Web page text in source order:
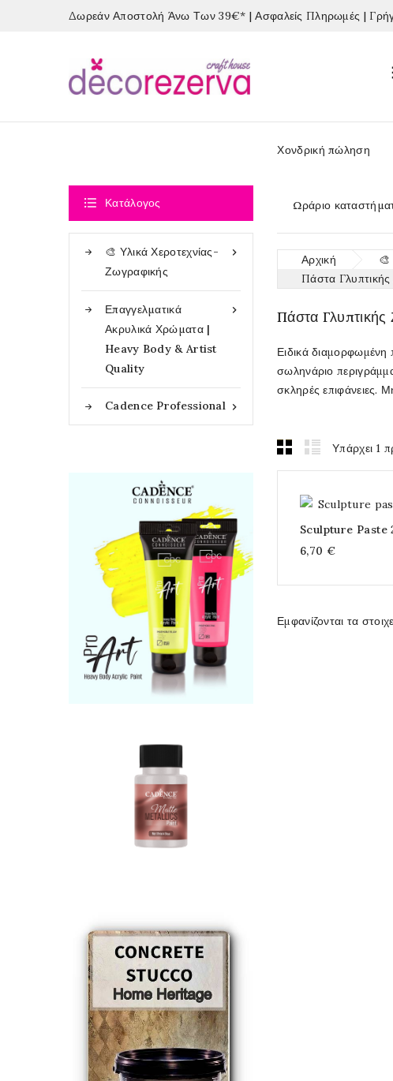
Δωρεάν Αποστολή Άνω Των 39€* | Ασφαλείς Πληρωμές |
Χονδρική πώληση
Ωράριο
 Κατάλογος

🎨 Υλικά Χεροτεχνίας-
Ζωγραφικής

Επαγγελματικά
Ακρυλικά Χρώματα |
Heavy Body & Artist
Quality

Cadence Professional
Αρχική 🎨
Πάστα
Πάστα
Ειδικά διαμορφωμένη
σωληνάριο
σκληρές επιφάνειες.
Υπάρχει 1
Sculpture Paste
6,70 €
Εμφανίζονται τα